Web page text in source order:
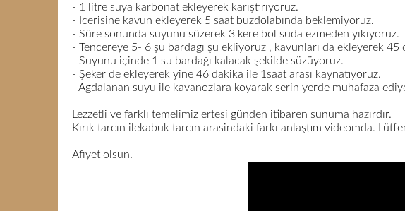
- 1 litre suya karbonat ekleyerek karıştırıyoruz.
- Icerisine kavun ekleyerek 5 saat buzdolabında beklemiyoruz.
- Süre sonunda suyunu süzerek 3 kere bol suda ezmeden yıkıyoruz.
- Tencereye 5- 6 şu bardağı şu ekliyoruz , kavunları da ekleyerek
- Suyunu içinde 1 su bardağı kalacak şekilde süzüyoruz.
- Şeker de ekleyerek yine 46 dakika ile 1saat arası kaynatıyoruz.
- Agdalanan suyu ile kavanozlara koyarak serin yerde muhafaza
Lezzetli ve farklı temelimiz ertesi günden itibaren sunuma hazırdır.
Kırık tarcın ilekabuk tarcın arasindaki farkı anlaştım videomda.
Afiyet olsun.